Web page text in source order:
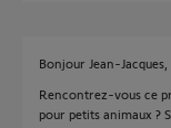
Bonjour Jean-Jacques,
Rencontrez-vous ce
pour petits animaux ?